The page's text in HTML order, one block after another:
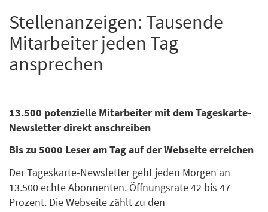
Stellenanzeigen: Tausende
Mitarbeiter jeden Tag
ansprechen
13.500 potenzielle Mitarbeiter mit dem Tageskarte-
Newsletter direkt anschreiben
Bis zu 5000 Leser am Tag auf der Webseite erreichen
Der Tageskarte-Newsletter geht jeden Morgen an
13.500 echte Abonnenten. Öffnungsrate 42 bis 47
Prozent. Die Webseite zählt zu den